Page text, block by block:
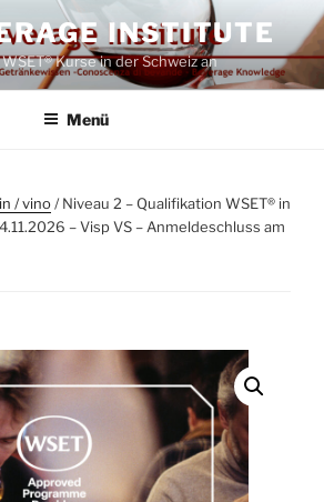
INSTITUTE
Kurse in der Schweiz an
Menü
/ vino/ Niveau 2 – Qualifikation WSET® in
– Visp VS – Anmeldeschluss am